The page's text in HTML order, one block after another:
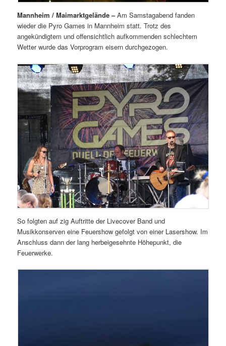
Mannheim / Maimarktgelände –Am Samstagabend fanden
wieder die Pyro Games in Mannheim statt. Trotz des
angekündigtem und offensichtlich aufkommenden schlechtem
Wetter wurde das Vorprogram eisern durchgezogen.
So folgten auf zig Auftritte der Livecover Band und
Musikkonserven eine Feuershow gefolgt von einer Lasershow. Im
Anschluss dann der lang herbeigesehnte Höhepunkt, die
Feuerwerke.